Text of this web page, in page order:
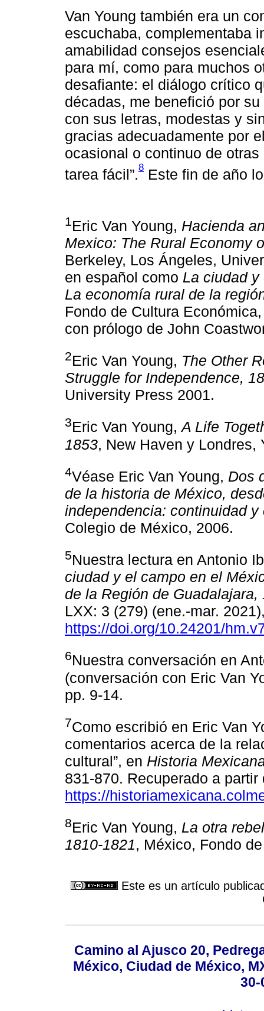
Van Young también era un
escuchaba, complementaba
amabilidad consejos
para mí, como para muchos
desafiante: el diálogo crítico
décadas, me benefició por
con sus letras, modestas y
gracias adecuadamente por
ocasional o continuo de
tarea fácil”.8 Este fin de año
1Eric Van Young, Hacienda
Mexico: The Rural Economy
Berkeley, Los Ángeles,
en español como La ciudad
La economía rural de la
Fondo de Cultura
con prólogo de John
2Eric Van Young, The Other
Struggle for Independence,
University Press 2001.
3Eric Van Young,A Life
1853, New Haven y Londres,
4Véase Eric Van Young, Dos
de la historia de México,
independencia: continuidad
Colegio de México, 2006.
5Nuestra lectura en Antonio
ciudad y el campo en el
de la Región de Guadalajara,
LXX: 3 (279) (ene.-mar.
https://doi.org/10.24201/
6Nuestra conversación en
(conversación con Eric Van
pp. 9-14.
7Como escribió en Eric Van
comentarios acerca de la
cultural”, en Historia
831-870. Recuperado a partir
https://
8Eric Van Young, La otra
1810-1821, México, Fondo
Este es un artículo
Camino al Ajusco 20,
México, Ciudad de México,
30-